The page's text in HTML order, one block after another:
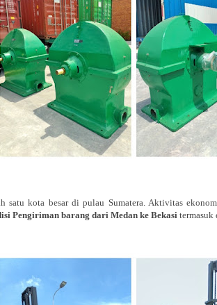
satu kota besar di pulau Sumatera. Aktivitas
Pengiriman barang dari Medan ke Bekasi